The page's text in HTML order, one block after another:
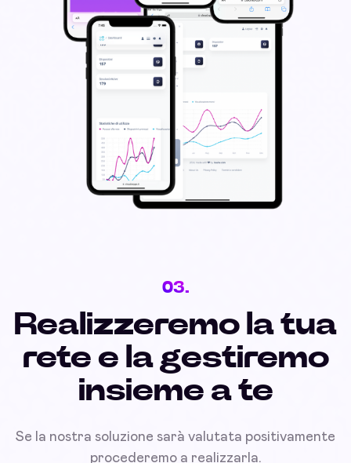
03.
Realizzeremo la tua
rete e la gestiremo
insieme a te
Se la nostra soluzione sarà valutata positivamente
procederemo a realizzarla.